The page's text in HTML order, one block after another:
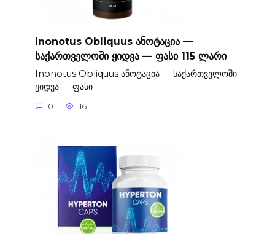
Inonotus Obliquus ანოტაცია —
საქართველოში ყიდვა — ფასი 115 ლარი
Inonotus Obliquus ანოტაცია — საქართველოში
ყიდვა — ფასი
0 16